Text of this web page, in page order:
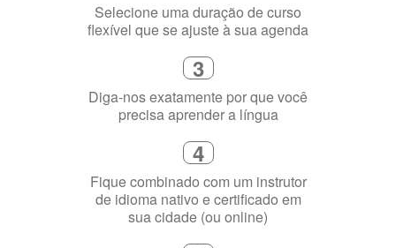
2
Selecione uma duração de curso
flexível que se ajuste à sua agenda
3
Diga-nos exatamente por que você
precisa aprender a língua
4
Fique combinado com um instrutor
de idioma nativo e certificado em